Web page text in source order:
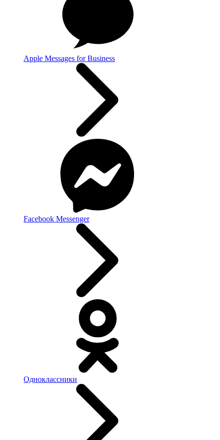
Apple Messages for Business
Facebook Messenger
Одноклассники